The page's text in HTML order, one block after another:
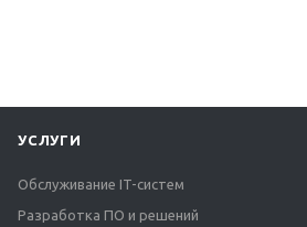
УСЛУГИ
Обслуживание IT-систем
Разработка ПО и решений